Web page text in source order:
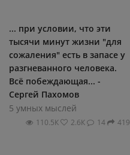
... при условии, что эти
тысячи минут жизни "для
сожаления" есть в запасе у
разгневанного человека.
Всё побеждающая... -
Сергей Пахомов
5 умных мыслей
110.5К 2.6К 14 419